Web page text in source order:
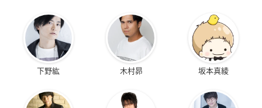
下野紘 木村昴 坂本真綾